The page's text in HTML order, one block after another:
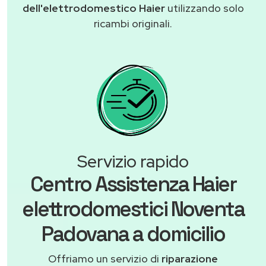
dell'elettrodomestico Haierutilizzando solo
ricambi originali.
Servizio rapido
Centro Assistenza Haier
elettrodomestici Noventa
Padovana a domicilio
Offriamo un servizio di riparazione